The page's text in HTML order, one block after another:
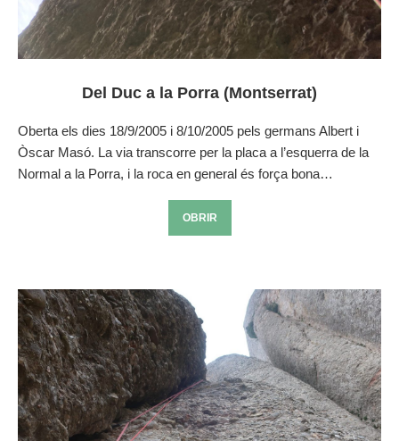
Del Duc a la Porra (Montserrat)
Oberta els dies 18/9/2005 i 8/10/2005 pels germans Albert i
Òscar Masó. La via transcorre per la placa a l’esquerra de la
Normal a la Porra, i la roca en general és força bona…
OBRIR